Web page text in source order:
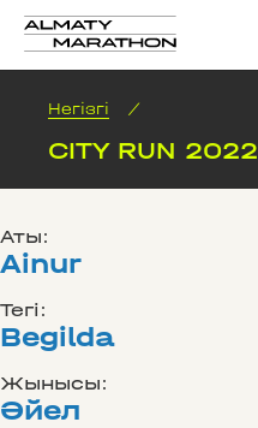
Негізгі /
CITY RUN 2022
Аты:
Ainur
Тегі:
Begilda
Жынысы:
Әйел